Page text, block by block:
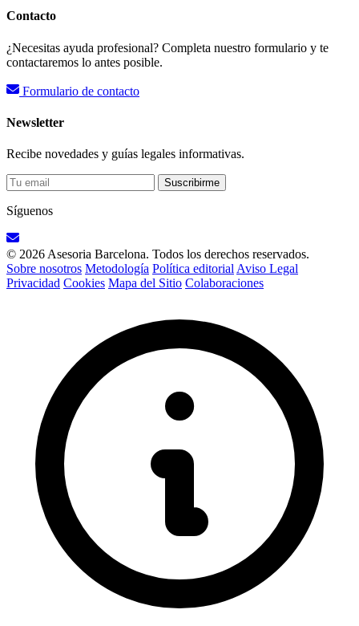
Contacto
¿Necesitas ayuda profesional? Completa nuestro formulario y te
contactaremos lo antes posible.
Formulario de contacto
Newsletter
Recibe novedades y guías legales informativas.
Suscribirme
Síguenos
© 2026 Asesoria Barcelona. Todos los derechos reservados.
Sobre nosotros Metodología Política editorial Aviso Legal
Privacidad Cookies Mapa del Sitio Colaboraciones